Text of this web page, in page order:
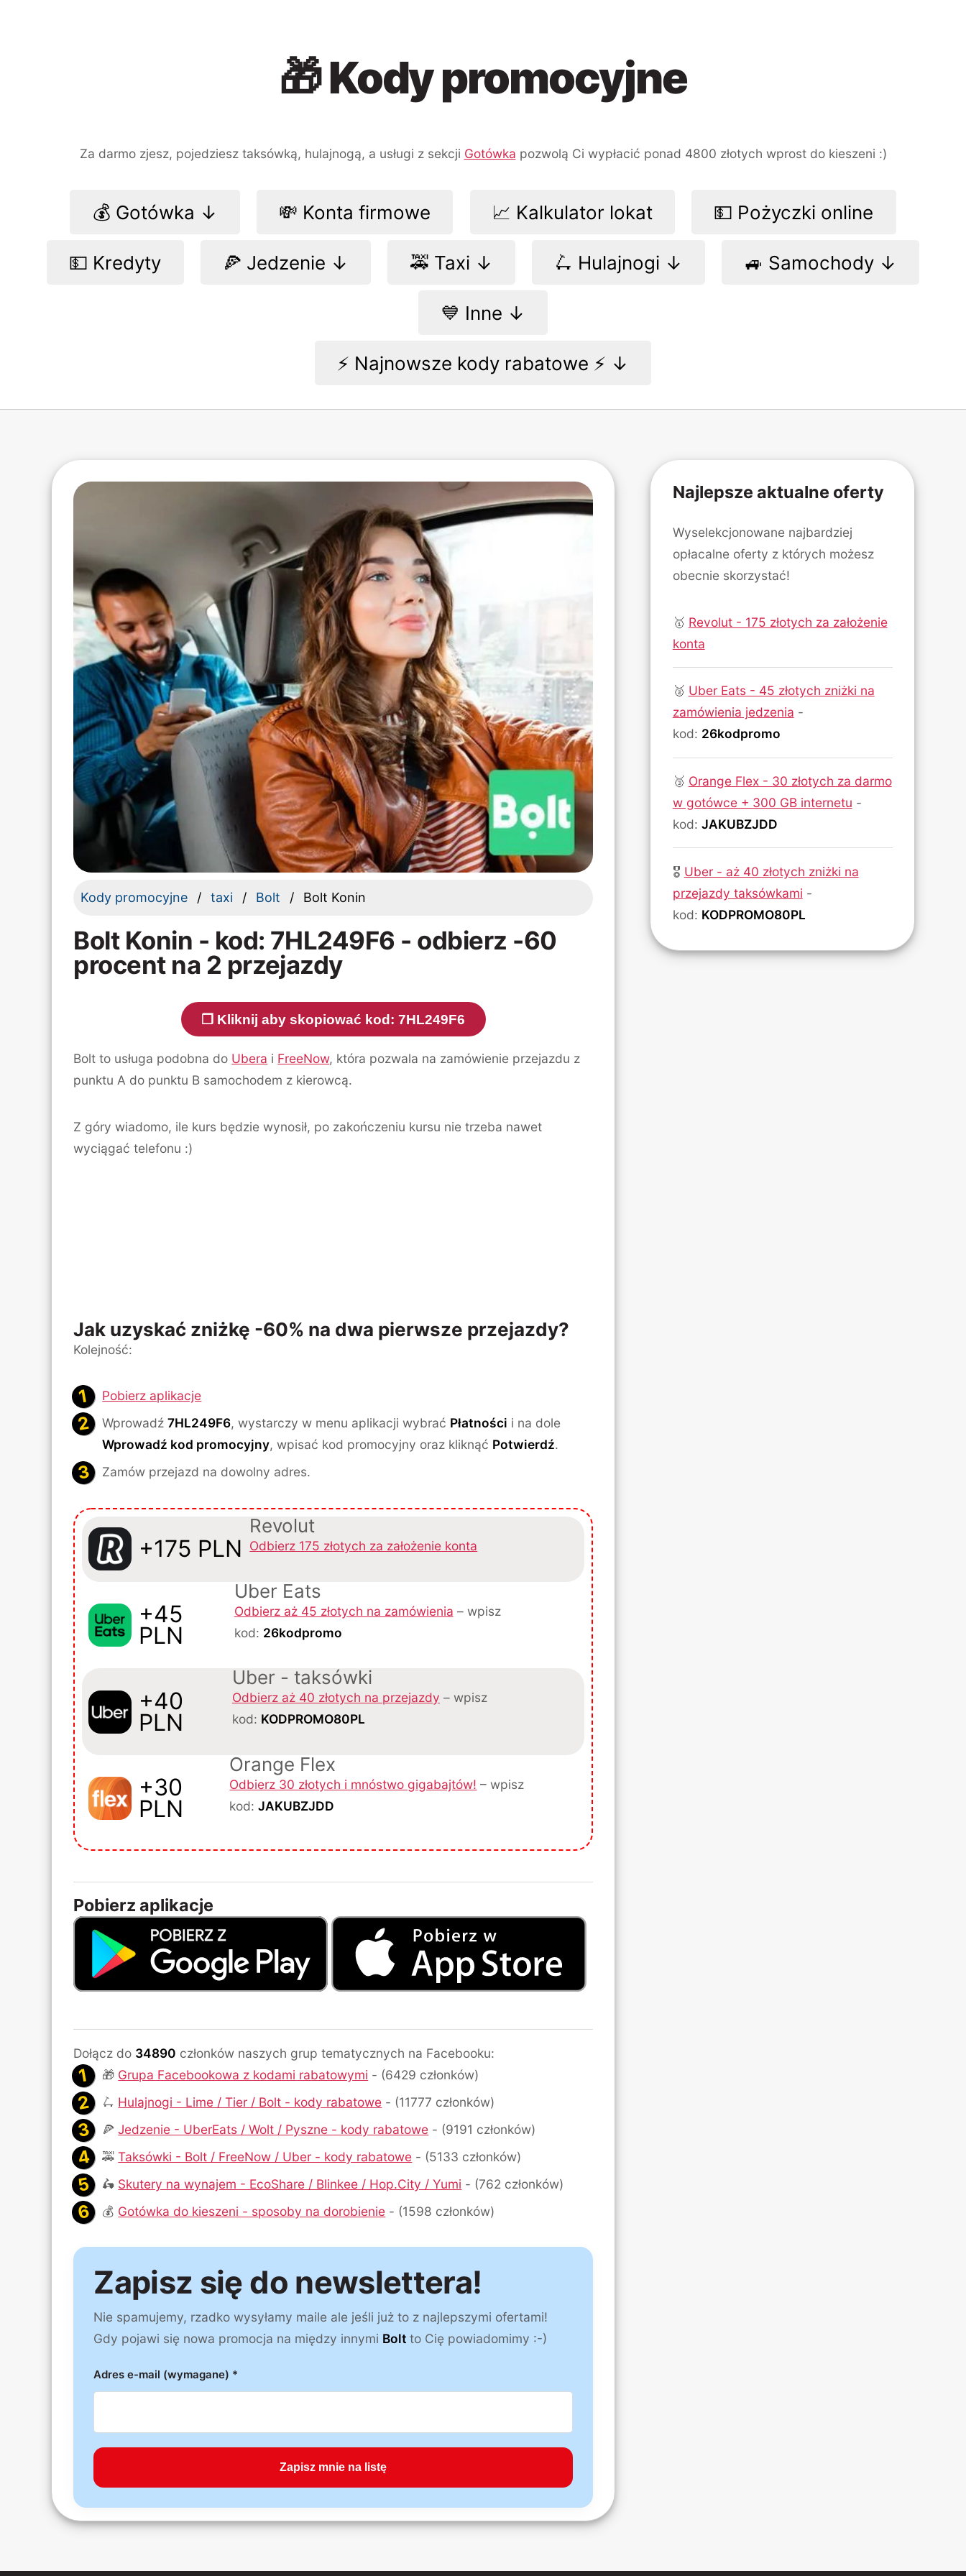
Przejdź
do
Przejdź
do
Przejdź
do
🎁 Kody promocyjne
Za darmo zjesz, pojedziesz taksówką, hulajnogą, a usługi z sekcji Gotówka pozwolą Ci wypłacić ponad 4800 złotych wprost do kieszeni :)
💰 Gotówka ↓ 💸 Konta firmowe 📈 Kalkulator lokat 💵 Pożyczki online
💵 Kredyty 🍕 Jedzenie ↓ 🚕 Taxi ↓ 🛴 Hulajnogi ↓ 🚙 Samochody ↓
💙 Inne ↓
⚡️ Najnowsze kody rabatowe ⚡️ ↓
Kody promocyjne taxi Bolt Bolt Konin
Bolt Konin - kod: 7HL249F6 - odbierz -60
procent na 2 przejazdy
❐ Kliknij aby skopiować kod: 7HL249F6
Bolt to usługa podobna do Ubera i FreeNow, która pozwala na zamówienie przejazdu z
punktu A do punktu B samochodem z kierowcą.
Z góry wiadomo, ile kurs będzie wynosił, po zakończeniu kursu nie trzeba nawet
wyciągać telefonu :)
Jak uzyskać zniżkę -60% na dwa pierwsze przejazdy?
Kolejność:
Pobierz aplikacje
Wprowadź7HL249F6, wystarczy w menu aplikacji wybrać Płatności i na dole
Wprowadź kod promocyjny, wpisać kod promocyjny oraz kliknąć Potwierdź.
Zamów przejazd na dowolny adres.
+175 PLN
Revolut
Odbierz 175 złotych za założenie konta
+45
PLN
Uber Eats
Odbierz aż 45 złotych na zamówienia – wpisz
kod: 26kodpromo
+40
PLN
Uber - taksówki
Odbierz aż 40 złotych na przejazdy – wpisz
kod: KODPROMO80PL
+30
PLN
Orange Flex
Odbierz 30 złotych i mnóstwo gigabajtów! – wpisz
kod:JAKUBZJDD
Pobierz aplikacje
Dołącz do 34890 członków naszych grup tematycznych na Facebooku:
🎁 Grupa Facebookowa z kodami rabatowymi - (6429 członków)
🛴 Hulajnogi - Lime / Tier / Bolt - kody rabatowe - (11777 członków)
🍕Jedzenie - UberEats / Wolt / Pyszne - kody rabatowe - (9191 członków)
🚕Taksówki - Bolt / FreeNow / Uber - kody rabatowe - (5133 członków)
🛵 Skutery na wynajem - EcoShare / Blinkee / Hop.City / Yumi - (762 członków)
💰 Gotówka do kieszeni - sposoby na dorobienie - (1598 członków)
Zapisz się do newslettera!
Nie spamujemy, rzadko wysyłamy maile ale jeśli już to z najlepszymi ofertami!
Gdy pojawi się nowa promocja na między innymi Boltto Cię powiadomimy :-)
Adres e-mail (wymagane) *
Najlepsze aktualne oferty
Wyselekcjonowane najbardziej
opłacalne oferty z których możesz
obecnie skorzystać!
🥇 Revolut - 175 złotych za założenie
konta
🥈 Uber Eats - 45 złotych zniżki na
zamówienia jedzenia -
kod: 26kodpromo
🥉 Orange Flex - 30 złotych za darmo
w gotówce + 300 GB internetu -
kod: JAKUBZJDD
🎖 Uber - aż 40 złotych zniżki na
przejazdy taksówkami -
kod: KODPROMO80PL